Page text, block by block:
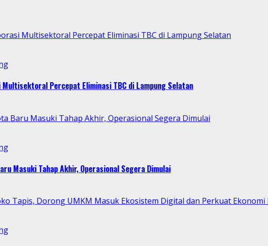
Multisektoral Percepat Eliminasi TBC di Lampung Selatan
Percepat Eliminasi TBC di Lampung Selatan
Baru Masuki Tahap Akhir, Operasional Segera Dimulai
Masuki Tahap Akhir, Operasional Segera Dimulai
Tapis, Dorong UMKM Masuk Ekosistem Digital dan Perkuat Ekonomi